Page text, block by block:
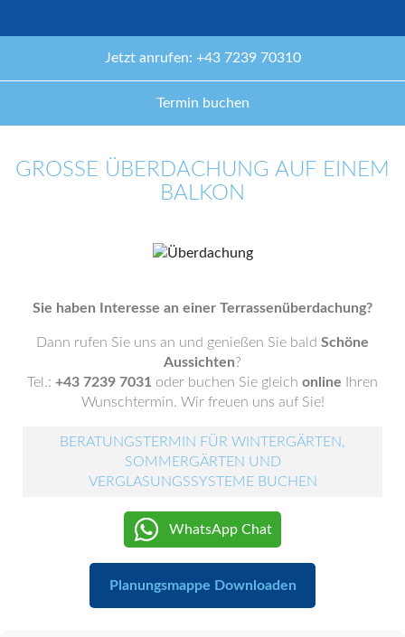
Jetzt anrufen: +43 7239 70310
Termin buchen
GROSSE ÜBERDACHUNG AUF EINEM B
ALKON
Sie haben Interesse an einer Terrassenüberdachung?
Dann rufen Sie uns an und genießen Sie bald Schöne
Aussichten?
Tel.: +43 7239 7031 oder buchen Sie gleich online Ihren
Wunschtermin. Wir freuen uns auf Sie!
BERATUNGSTERMIN FÜR WINTERGÄRTEN,
SOMMERGÄRTEN UND
VERGLASUNGSSYSTEME BUCHEN
WhatsApp Chat
Planungsmappe Downloaden